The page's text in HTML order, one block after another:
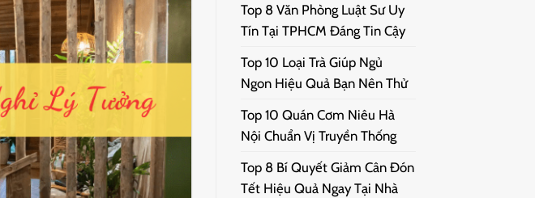
Top 8 Văn Phòng Luật Sư Uy
Tín Tại TPHCM Đáng Tin Cậy
Top 10 Loại Trà Giúp Ngủ
Ngon Hiệu Quả Bạn Nên Thử
Top 10 Quán Cơm Niêu Hà
Nội Chuẩn Vị Truyền Thống
Top 8 Bí Quyết Giảm Cân Đón
Tết Hiệu Quả Ngay Tại Nhà